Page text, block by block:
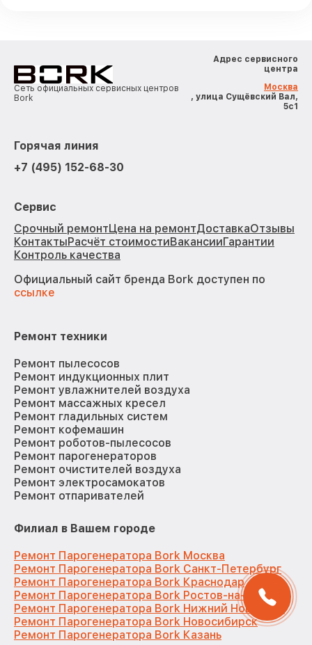
Сеть официальных сервисных центров
Bork
Адрес сервисного
центра
Москва
, улица Сущёвский Вал,
5с1
Горячая линия
+7 (495) 152-68-30
Сервис
Срочный ремонтЦена на ремонтДоставкаОтзывы
КонтактыРасчёт стоимостиВакансииГарантии
Контроль качества
Официальный сайт бренда Bork доступен по
ссылке
Ремонт техники
Ремонт пылесосов
Ремонт индукционных плит
Ремонт увлажнителей воздуха
Ремонт массажных кресел
Ремонт гладильных систем
Ремонт кофемашин
Ремонт роботов-пылесосов
Ремонт парогенераторов
Ремонт очистителей воздуха
Ремонт электросамокатов
Ремонт отпаривателей
Филиал в Вашем городе
Ремонт Парогенератора Bork Москва
Ремонт Парогенератора Bork Санкт-Петербург
Ремонт Парогенератора Bork Краснодар
Ремонт Парогенератора Bork Ростов-на-Дону
Ремонт Парогенератора Bork Нижний Новгород
Ремонт Парогенератора Bork Новосибирск
Ремонт Парогенератора Bork Казань